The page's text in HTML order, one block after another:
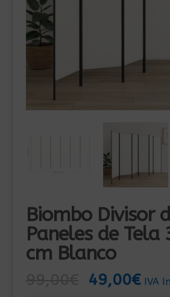
Biombo Divisor
Paneles de Tela
cm Blanco
El
49,00€El
IVA